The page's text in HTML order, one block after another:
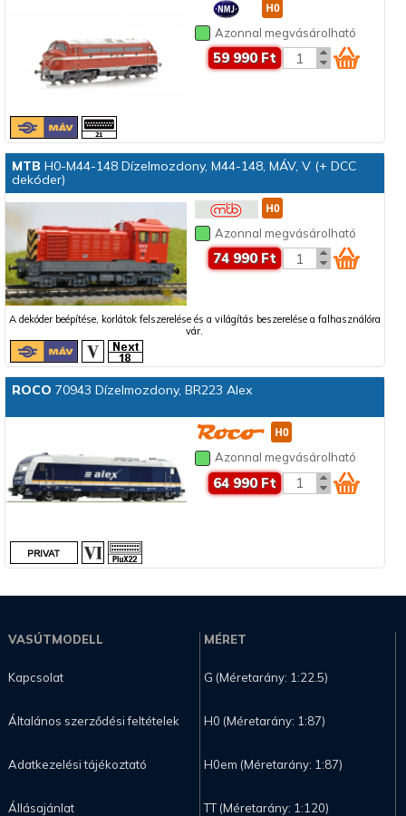
Azonnal megvásárolható
59 990 Ft
MTB H0-M44-148 Dízelmozdony, M44-148, MÁV, V (+ DCC
dekóder)
Azonnal megvásárolható
74 990 Ft
A dekóder beépítése, korlátok felszerelése és a világítás beszerelése a falhasználóra
vár.
ROCO 70943 Dízelmozdony, BR223 Alex
Azonnal megvásárolható
64 990 Ft
VASÚTMODELL
Kapcsolat
Általános szerződési feltételek
Adatkezelési tájékoztató
Állásajánlat
MÉRET
G (Méretarány: 1:22.5)
H0 (Méretarány: 1:87)
H0em (Méretarány: 1:87)
TT (Méretarány: 1:120)